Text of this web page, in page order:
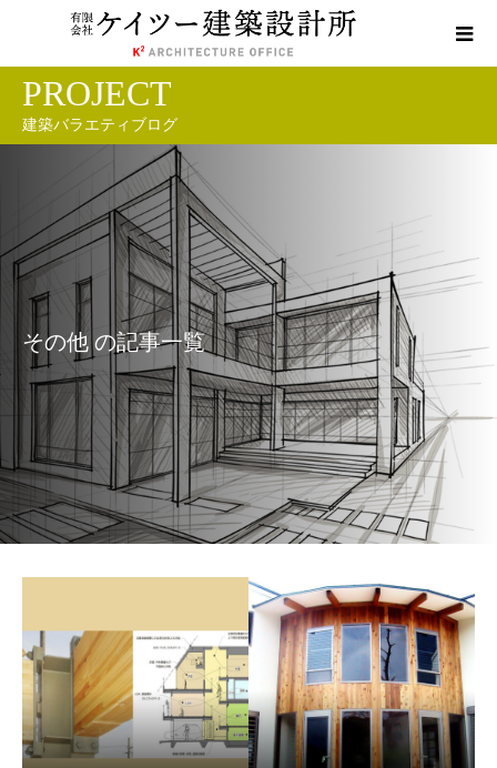
PROJECT
建築バラエティブログ
その他 の記事一覧